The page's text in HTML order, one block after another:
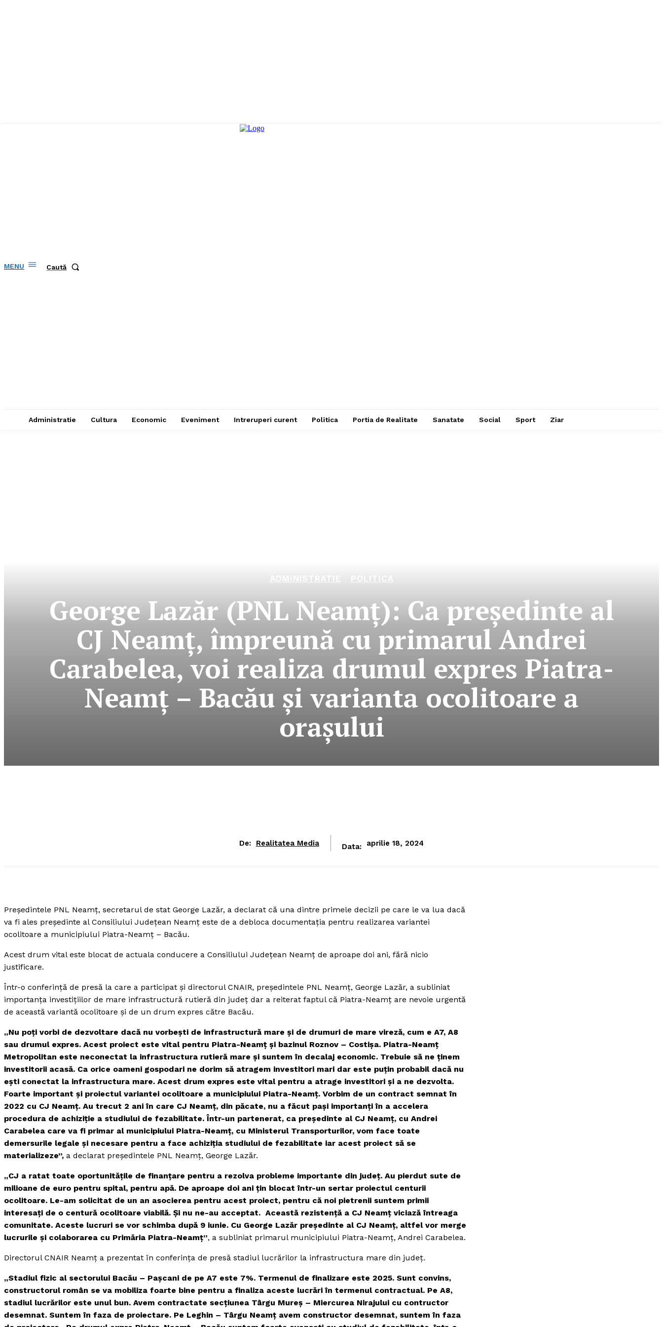
MENU Caută
Administratie Cultura Economic Eveniment Intreruperi curent Politica Portia de Realitate Sanatate Social Sport Ziar
ADMINISTRATIE POLITICA
George Lazăr (PNL Neamţ): Ca preşedinte al
CJ Neamţ, împreună cu primarul Andrei
Carabelea, voi realiza drumul expres Piatra-
Neamţ – Bacău şi varianta ocolitoare a
oraşului
De: Realitatea Media Data: aprilie 18, 2024
Preşedintele PNL Neamţ, secretarul de stat George Lazăr, a declarat că una dintre primele decizii pe care le va lua dacă
va fi ales preşedinte al Consiliului Judeţean Neamţ este de a debloca documentaţia pentru realizarea variantei
ocolitoare a municipiului Piatra-Neamţ – Bacău.
Acest drum vital este blocat de actuala conducere a Consiliului Judeţean Neamţ de aproape doi ani, fără nicio
justificare.
Într-o conferinţă de presă la care a participat şi directorul CNAIR, preşedintele PNL Neamţ, George Lazăr, a subliniat
importanţa investiţiilor de mare infrastructură rutieră din judeţ dar a reiterat faptul că Piatra-Neamţ are nevoie urgentă
de această variantă ocolitoare şi de un drum expres către Bacău.
„Nu poţi vorbi de dezvoltare dacă nu vorbeşti de infrastructură mare şi de drumuri de mare vireză, cum e A7, A8
sau drumul expres. Acest proiect este vital pentru Piatra-Neamţ şi bazinul Roznov – Costişa. Piatra-Neamţ
Metropolitan este neconectat la infrastructura rutieră mare şi suntem în decalaj economic. Trebuie să ne ţinem
investitorii acasă. Ca orice oameni gospodari ne dorim să atragem investitori mari dar este puţin probabil dacă nu
eşti conectat la infrastructura mare. Acest drum expres este vital pentru a atrage investitori şi a ne dezvolta.
Foarte important şi proiectul variantei ocolitoare a municipiului Piatra-Neamţ. Vorbim de un contract semnat în
2022 cu CJ Neamţ. Au trecut 2 ani în care CJ Neamţ, din păcate, nu a făcut paşi importanţi în a accelera
procedura de achiziţie a studiului de fezabilitate. Într-un partenerat, ca preşedinte al CJ Neamţ, cu Andrei
Carabelea care va fi primar al municipiului Piatra-Neamţ, cu Ministerul Transporturilor, vom face toate
demersurile legale şi necesare pentru a face achiziţia studiului de fezabilitate iar acest proiect să se
materializeze”, a declarat preşedintele PNL Neamţ, George Lazăr.
„CJ a ratat toate oportunitățile de finanțare pentru a rezolva probleme importante din județ. Au pierdut sute de
milioane de euro pentru spital, pentru apă. De aproape doi ani țin blocat într-un sertar proiectul centurii
ocolitoare. Le-am solicitat de un an asocierea pentru acest proiect, pentru că noi pietrenii suntem primii
interesați de o centură ocolitoare viabilă. Și nu ne-au acceptat. Această rezistenţă a CJ Neamţ viciază întreaga
comunitate. Aceste lucruri se vor schimba după 9 iunie. Cu George Lazăr preşedinte al CJ Neamţ, altfel vor merge
lucrurile şi colaborarea cu Primăria Piatra-Neamţ”, a subliniat primarul municipiului Piatra-Neamţ, Andrei Carabelea.
Directorul CNAIR Neamţ a prezentat în conferinţa de presă stadiul lucrărilor la infrastructura mare din judeţ.
„Stadiul fizic al sectorului Bacău – Paşcani de pe A7 este 7%. Termenul de finalizare este 2025. Sunt convins,
constructorul român se va mobiliza foarte bine pentru a finaliza aceste lucrări în termenul contractual. Pe A8,
stadiul lucrărilor este unul bun. Avem contractate secţiunea Târgu Mureş – Miercurea Nirajului cu contructor
desemnat. Suntem în faza de proiectare. Pe Leghin – Târgu Neamţ avem constructor desemnat, suntem în faza